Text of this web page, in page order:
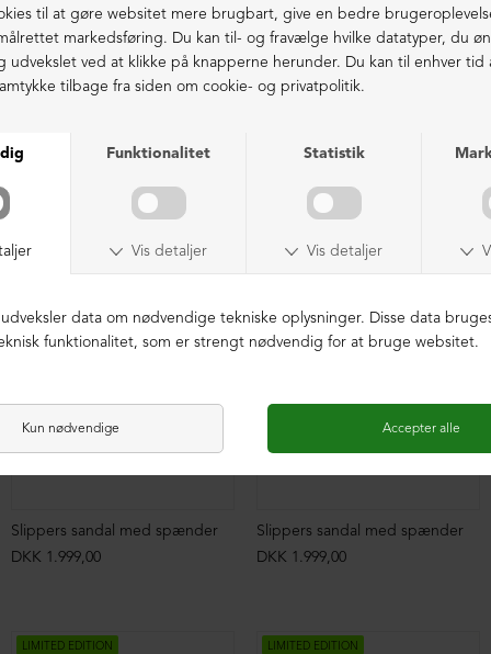
39 = 25,7 cm | 39½ = 26,0 cm
40 = 26,3 cm | 40½ = 26,7 cm
41 = 27,1 cm
Ekstraordinær kvalitet - produceret i Europa
LIGNENDE PRODUKTER
Slippers sandal med spænder
DKK 1.999,00
LIMITED EDITION
Slippers sandal med spænder
DKK 1.999,00
LIMITED EDITION LIMITED EDITION